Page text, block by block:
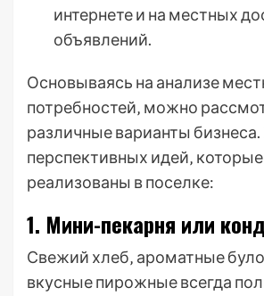
интернете и на местных
объявлений.
Основываясь на анализе
потребностей‚ можно
различные варианты бизнеса.
перспективных идей‚
реализованы в поселке:
1. Мини-пекарня или
Свежий хлеб‚ ароматные
вкусные пирожные всегда